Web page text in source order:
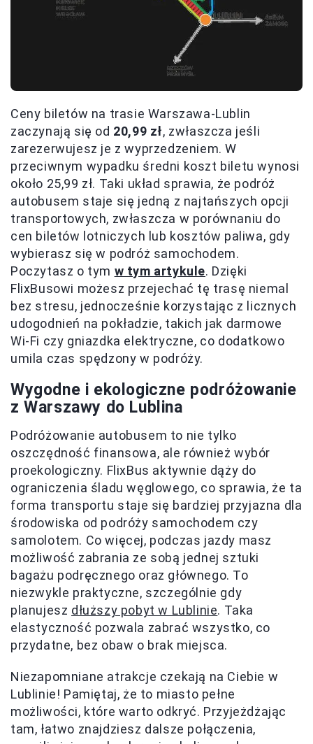
Ceny biletów na trasie Warszawa-Lublin
zaczynają się od 20,99 zł, zwłaszcza jeśli
zarezerwujesz je z wyprzedzeniem. W
przeciwnym wypadku średni koszt biletu wynosi
około 25,99 zł. Taki układ sprawia, że podróż
autobusem staje się jedną z najtańszych opcji
transportowych, zwłaszcza w porównaniu do
cen biletów lotniczych lub kosztów paliwa, gdy
wybierasz się w podróż samochodem.
Poczytasz o tym w tym artykule. Dzięki
FlixBusowi możesz przejechać tę trasę niemal
bez stresu, jednocześnie korzystając z licznych
udogodnień na pokładzie, takich jak darmowe
Wi-Fi czy gniazdka elektryczne, co dodatkowo
umila czas spędzony w podróży.
Wygodne i ekologiczne podróżowanie
z Warszawy do Lublina
Podróżowanie autobusem to nie tylko
oszczędność finansowa, ale również wybór
proekologiczny. FlixBus aktywnie dąży do
ograniczenia śladu węglowego, co sprawia, że ta
forma transportu staje się bardziej przyjazna dla
środowiska od podróży samochodem czy
samolotem. Co więcej, podczas jazdy masz
możliwość zabrania ze sobą jednej sztuki
bagażu podręcznego oraz głównego. To
niezwykle praktyczne, szczególnie gdy
planujesz dłuższy pobyt w Lublinie. Taka
elastyczność pozwala zabrać wszystko, co
przydatne, bez obaw o brak miejsca.
Niezapomniane atrakcje czekają na Ciebie w
Lublinie! Pamiętaj, że to miasto pełne
możliwości, które warto odkryć. Przyjeżdżając
tam, łatwo znajdziesz dalsze połączenia,